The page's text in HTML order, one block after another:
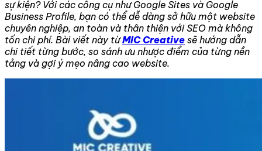
sự kiện? Với các công cụ như Google Sites và Google
Business Profile, bạn có thể dễ dàng sở hữu một website
chuyên nghiệp, an toàn và thân thiện với SEO mà không
tốn chi phí. Bài viết này từMIC Creative sẽ hướng dẫn
chi tiết từng bước, so sánh ưu nhược điểm của từng nền
tảng và gợi ý mẹo nâng cao website.